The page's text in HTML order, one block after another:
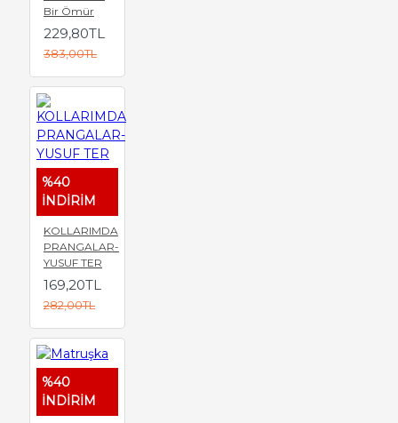
Bir Ömür
229,80TL
383,00TL
%40
İNDİRİM
KOLLARIMDA
PRANGALAR-
YUSUF TER
169,20TL
282,00TL
%40
İNDİRİM